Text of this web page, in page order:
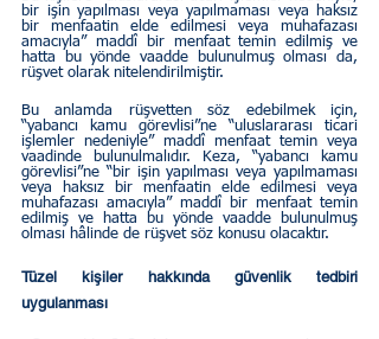
bir işin yapılması veya yapılmaması veya haksız
bir menfaatin elde edilmesi veya muhafazası
amacıyla” maddî bir menfaat temin edilmiş ve
hatta bu yönde vaadde bulunulmuş olması da,
rüşvet olarak nitelendirilmiştir.
Bu anlamda rüşvetten söz edebilmek için,
“yabancı kamu görevlisi”ne “uluslararası ticari
işlemler nedeniyle” maddî menfaat temin veya
vaadinde bulunulmalıdır. Keza, “yabancı kamu
görevlisi”ne “bir işin yapılması veya yapılmaması
veya haksız bir menfaatin elde edilmesi veya
muhafazası amacıyla” maddî bir menfaat temin
edilmiş ve hatta bu yönde vaadde bulunulmuş
olması hâlinde de rüşvet söz konusu olacaktır.
Tüzel kişiler hakkında güvenlik tedbiri
uygulanması